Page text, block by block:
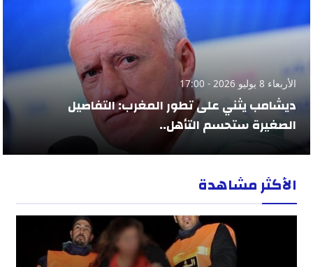
الأربعاء 8 يوليو 2026 - 17:00
ديشامب يثني على تطور المغرب: التفاصيل
الصغيرة ستحسم التأهل..
الأكثر مشاهدة